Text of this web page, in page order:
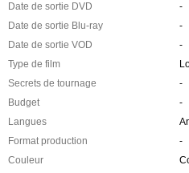
Date de sortie DVD
-
Date de sortie Blu-ray
-
Date de sortie VOD
-
Type de film
Secrets de tournage
-
Budget
-
Langues
Format production
-
Couleur